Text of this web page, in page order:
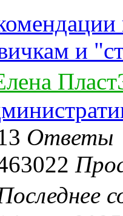
и
Ответы